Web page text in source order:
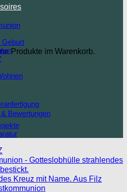
Produkte im Warenkorb.
Geburt
Bewertungen